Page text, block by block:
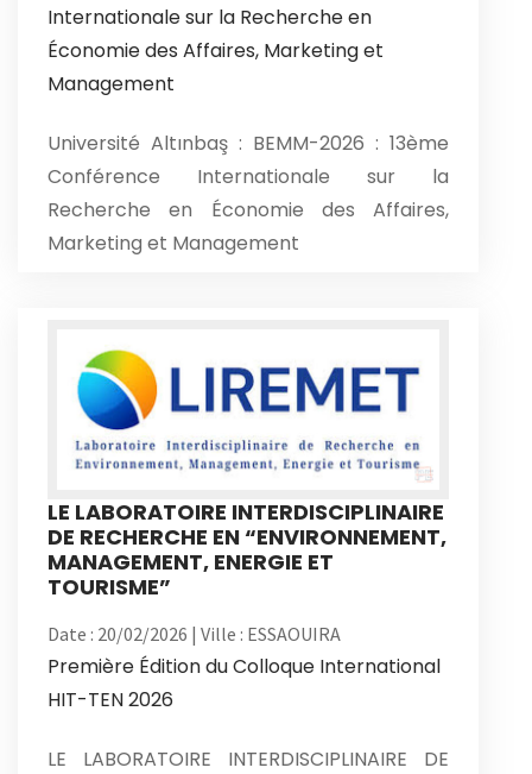
Internationale sur la Recherche en
Économie des Affaires, Marketing et
Management
Université Altınbaş : BEMM-2026 : 13ème
Conférence Internationale sur la
Recherche en Économie des Affaires,
Marketing et Management
LE LABORATOIRE INTERDISCIPLINAIRE
DE RECHERCHE EN “ENVIRONNEMENT,
MANAGEMENT, ENERGIE ET
TOURISME”
Date : 20/02/2026 | Ville : ESSAOUIRA
Première Édition du Colloque International
HIT-TEN 2026
LE LABORATOIRE INTERDISCIPLINAIRE DE